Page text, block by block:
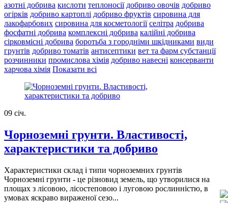
азотні добрива кислоти теплоносії добриво овочів добриво
огірків добриво картоплі добриво фруктів сировина для
лакофарбових сировина для косметології селітра добрива
фосфатні добрива комплексні добрива калійні добрива
сірковмісні добрива боротьба з городніми шкідниками види
грунтів добриво томатів антисептики вет та фарм субстанції
розчинники промислова хімія добриво навесні консерванти
харчова хімія Показати всі
09 січ.
Чорноземні грунти. Властивості,
характеристики та добриво
Характеристики склад і типи чорноземних грунтів
Чорноземні грунти - це різновид земель, що утворилися на
площах з лісовою, лісостеповою і луговою рослинністю, в
умовах яскраво вираженої сезо...